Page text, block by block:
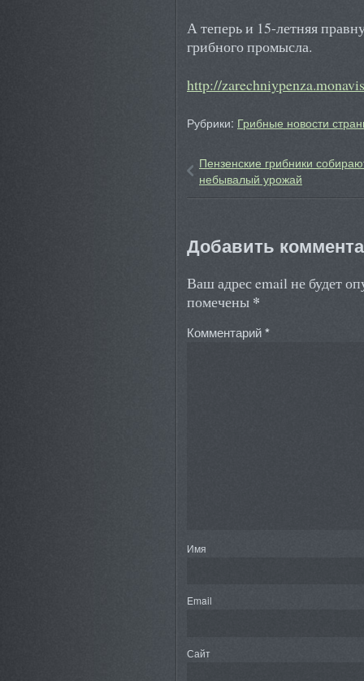
А теперь и 15-летняя
грибного промысла.
http://
Рубрики: Грибные новости
Пензенские грибники
небывалый урожай
Добавить
Ваш адрес email не будет
помечены *
Комментарий*
Имя
Email
Сайт